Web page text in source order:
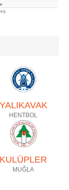
YALIKAVAK
HENTBOL
KULÜPLER
MUĞLA